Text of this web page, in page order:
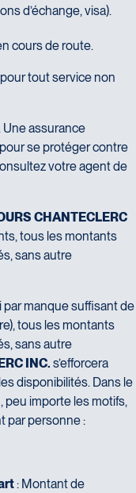
d’échange, visa).
cours de route.
tout service non
Une assurance
se protéger contre
votre agent de
CHANTECLERC
tous les montants
sans autre
par manque suffisant de
tous les montants
sans autre
INC. s’efforcera
disponibilités. Dans le
peu importe les motifs,
par personne :
: Montant de